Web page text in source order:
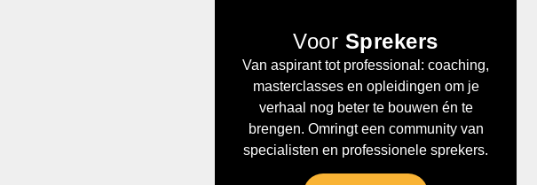
Voor Sprekers
Van aspirant tot professional: coaching,
masterclasses en opleidingen om je
verhaal nog beter te bouwen én te
brengen. Omringt een community van
specialisten en professionele sprekers.